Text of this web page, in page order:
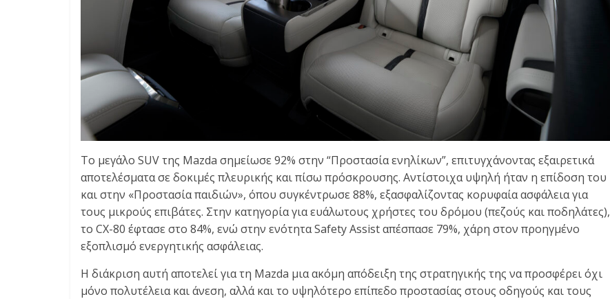
Το μεγάλο SUV της Mazda σημείωσε 92% στην “Προστασία ενηλίκων”, επιτυγχάνοντας εξαιρετικά
αποτελέσματα σε δοκιμές πλευρικής και πίσω πρόσκρουσης. Αντίστοιχα υψηλή ήταν η επίδοση του
και στην «Προστασία παιδιών», όπου συγκέντρωσε 88%, εξασφαλίζοντας κορυφαία ασφάλεια για
τους μικρούς επιβάτες. Στην κατηγορία για ευάλωτους χρήστες του δρόμου (πεζούς και ποδηλάτες),
το CX-80 έφτασε στο 84%, ενώ στην ενότητα Safety Assist απέσπασε 79%, χάρη στον προηγμένο
εξοπλισμό ενεργητικής ασφάλειας.
Η διάκριση αυτή αποτελεί για τη Mazda μια ακόμη απόδειξη της στρατηγικής της να προσφέρει όχι
μόνο πολυτέλεια και άνεση, αλλά και το υψηλότερο επίπεδο προστασίας στους οδηγούς και τους